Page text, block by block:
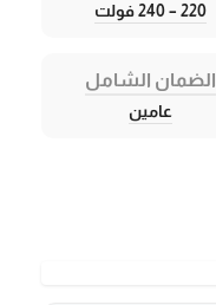
220 – 240 فولت
الضمان الشامل
عامين